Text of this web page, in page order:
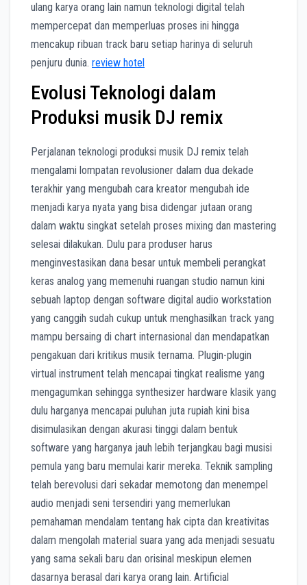
ulang karya orang lain namun teknologi digital telah
mempercepat dan memperluas proses ini hingga
mencakup ribuan track baru setiap harinya di seluruh
penjuru dunia. review hotel
Evolusi Teknologi dalam
Produksi musik DJ remix
Perjalanan teknologi produksi musik DJ remix telah
mengalami lompatan revolusioner dalam dua dekade
terakhir yang mengubah cara kreator mengubah ide
menjadi karya nyata yang bisa didengar jutaan orang
dalam waktu singkat setelah proses mixing dan mastering
selesai dilakukan. Dulu para produser harus
menginvestasikan dana besar untuk membeli perangkat
keras analog yang memenuhi ruangan studio namun kini
sebuah laptop dengan software digital audio workstation
yang canggih sudah cukup untuk menghasilkan track yang
mampu bersaing di chart internasional dan mendapatkan
pengakuan dari kritikus musik ternama. Plugin-plugin
virtual instrument telah mencapai tingkat realisme yang
mengagumkan sehingga synthesizer hardware klasik yang
dulu harganya mencapai puluhan juta rupiah kini bisa
disimulasikan dengan akurasi tinggi dalam bentuk
software yang harganya jauh lebih terjangkau bagi musisi
pemula yang baru memulai karir mereka. Teknik sampling
telah berevolusi dari sekadar memotong dan menempel
audio menjadi seni tersendiri yang memerlukan
pemahaman mendalam tentang hak cipta dan kreativitas
dalam mengolah material suara yang ada menjadi sesuatu
yang sama sekali baru dan orisinal meskipun elemen
dasarnya berasal dari karya orang lain. Artificial